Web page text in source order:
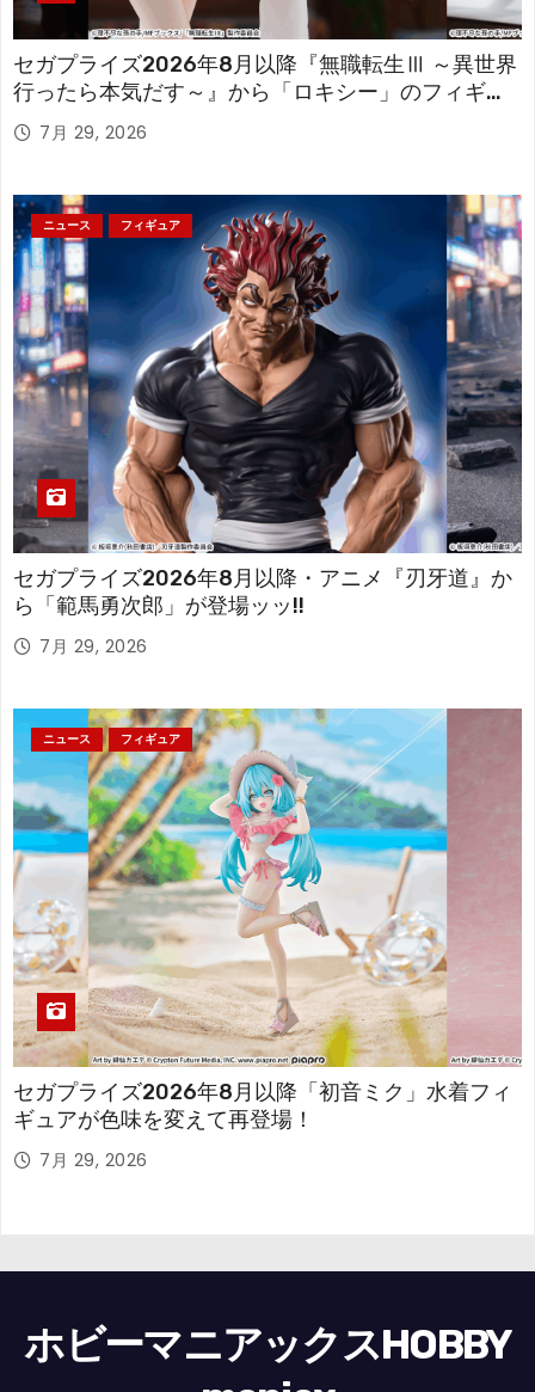
セガプライズ2026年8月以降『無職転生Ⅲ ～異世界
行ったら本気だす～』から「ロキシー」のフィギュ
アが登場！
7月 29, 2026
ニュース フィギュア
セガプライズ2026年8月以降・アニメ『刃牙道』か
ら「範馬勇次郎」が登場ッッ!!
7月 29, 2026
ニュース フィギュア
セガプライズ2026年8月以降「初音ミク」水着フィ
ギュアが色味を変えて再登場！
7月 29, 2026
ホビーマニアックスHOBBY